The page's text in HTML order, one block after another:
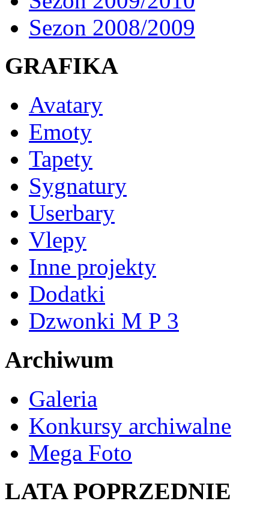
Sezon 2008/2009
GRAFIKA
Avatary
Emoty
Tapety
Sygnatury
Userbary
Vlepy
Inne projekty
Dodatki
Dzwonki M P 3
Archiwum
Galeria
Konkursy archiwalne
Mega Foto
LATA POPRZEDNIE